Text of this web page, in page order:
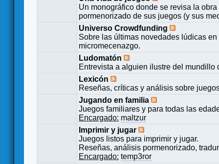
Un monográfico donde se revisa la
pormenorizado de sus juegos (y sus
Universo Crowdfunding
Sobre las últimas novedades lúdicas
micromecenazgo.
Ludomatón
Entrevista a alguien ilustre del mundillo
Lexicón
Reseñas, críticas y análisis sobre
Jugando en familia
Juegos familiares y para todas las
Encargado: maltzur
Imprimir y jugar
Juegos listos para imprimir y jugar.
Reseñas, análisis pormenorizado,
Encargado: temp3ror